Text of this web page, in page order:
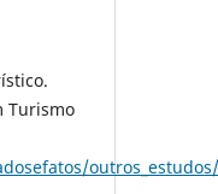
Turismo
outros_estudos/